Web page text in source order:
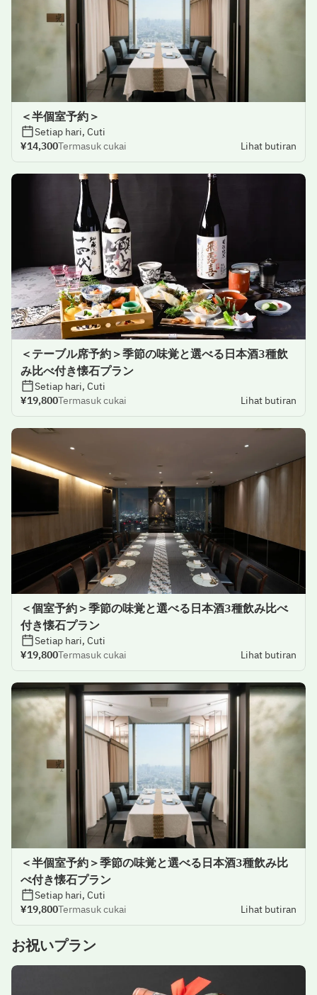
＜半個室予約＞
Setiap hari, Cuti
¥14,300Termasuk cukai Lihat butiran
＜テーブル席予約＞季節の味覚と選べる日本酒3種飲
み比べ付き懐石プラン
Setiap hari, Cuti
¥19,800Termasuk cukai Lihat butiran
＜個室予約＞季節の味覚と選べる日本酒3種飲み比べ
付き懐石プラン
Setiap hari, Cuti
¥19,800Termasuk cukai Lihat butiran
＜半個室予約＞季節の味覚と選べる日本酒3種飲み比
べ付き懐石プラン
Setiap hari, Cuti
¥19,800Termasuk cukai Lihat butiran
お祝いプラン